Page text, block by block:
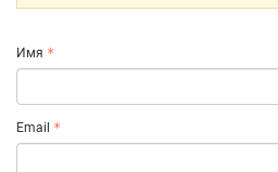
Имя
Email